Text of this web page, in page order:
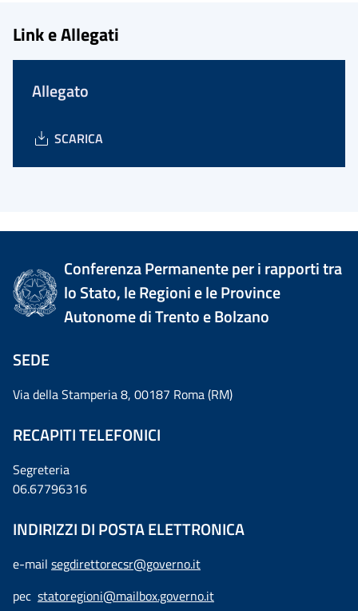
Link e Allegati
Allegato
SCARICA
Conferenza Permanente per i rapporti tra
lo Stato, le Regioni e le Province
Autonome di Trento e Bolzano
SEDE
Via della Stamperia 8, 00187 Roma (RM)
RECAPITI TELEFONICI
Segreteria
06.67796316
INDIRIZZI DI POSTA ELETTRONICA
e-mail segdirettorecsr@governo.it
pec statoregioni@mailbox.governo.it